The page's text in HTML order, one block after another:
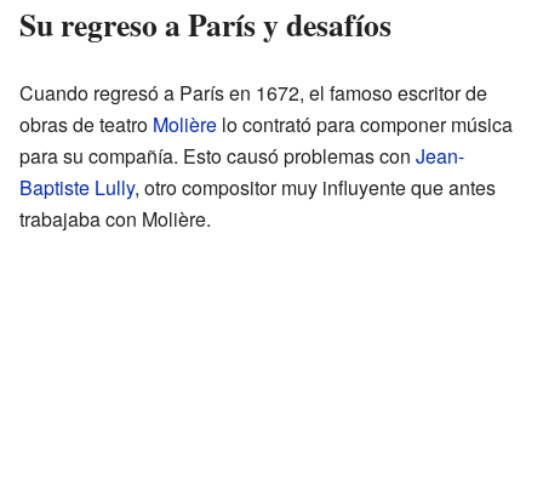
Su regreso a París y desafíos
Cuando regresó a París en 1672, el famoso escritor de
obras de teatro Molière lo contrató para componer música
para su compañía. Esto causó problemas con Jean-
Baptiste Lully, otro compositor muy influyente que antes
trabajaba con Molière.